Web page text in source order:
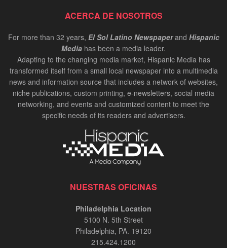
ACERCA DE NOSOTROS
For more than 32 years, El Sol Latino Newspaperand Hispanic
Media has been a media leader.
Adapting to the changing media market, Hispanic Media has
transformed itself from a small local newspaper into a multimedia
news and information source that includes a network of websites,
niche publications, custom printing, e-newsletters, social media
networking, and events and customized content to meet the
specific needs of its readers and advertisers.
NUESTRAS OFICINAS
Philadelphia Location
5100 N. 5th Street
Philadelphia, PA. 19120
215.424.1200